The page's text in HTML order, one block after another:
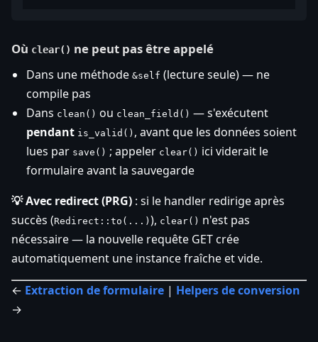
Où clear() ne peut pas être appelé
Dans une méthode &self (lecture seule) — ne
compile pas
Dans clean() ou clean_field() — s'exécutent
pendant is_valid() , avant que les données soient
lues par save() ; appeler clear() ici viderait le
formulaire avant la sauvegarde
💡 Avec redirect (PRG) : si le handler redirige après
succès (Redirect::to(...) ), clear() n'est pas
nécessaire — la nouvelle requête GET crée
automatiquement une instance fraîche et vide.
← Extraction de formulaire | Helpers de conversion
→